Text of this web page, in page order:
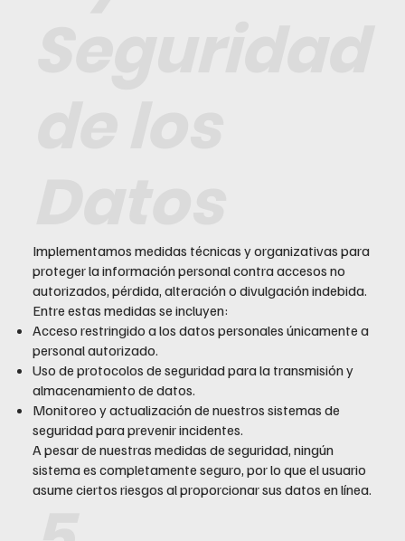
Implementamos medidas técnicas y organizativas para
proteger la información personal contra accesos no
autorizados, pérdida, alteración o divulgación indebida.
Entre estas medidas se incluyen:
Acceso restringido a los datos personales únicamente a
personal autorizado.
Uso de protocolos de seguridad para la transmisión y
almacenamiento de datos.
Monitoreo y actualización de nuestros sistemas de
seguridad para prevenir incidentes.
A pesar de nuestras medidas de seguridad, ningún
sistema es completamente seguro, por lo que el usuario
asume ciertos riesgos al proporcionar sus datos en línea.